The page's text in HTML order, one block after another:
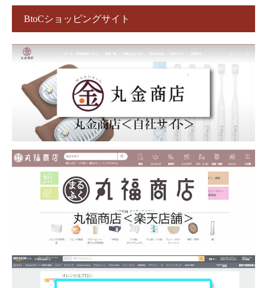
BtoCショッピングサイト